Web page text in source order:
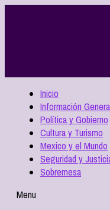
Inicio
Información
Política y Gobierno
Cultura y Turismo
Mexico y el Mundo
Seguridad y
Sobremesa
Menu